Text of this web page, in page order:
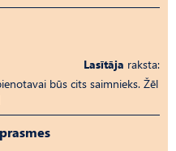
Lasītāja raksta:
būs cits saimnieks. Žēl